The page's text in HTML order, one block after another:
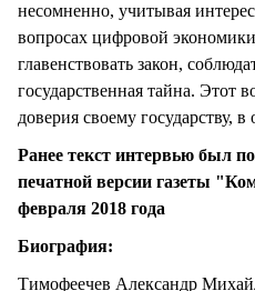
несомненно, учитывая
вопросах цифровой
главенствовать закон,
государственная тайна. Этот
доверия своему государству, в
Ранее текст интервью был
печатной версии газеты
февраля 2018 года
Биография:
Тимофеечев Александр